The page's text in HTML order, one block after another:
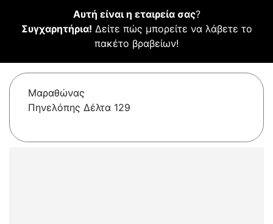
Αυτή είναι η εταιρεία σας?
Συγχαρητήρια! Δείτε πώς μπορείτε να λάβετε το
πακέτο βραβείων!
Μαραθώνας
Πηνελόπης Δέλτα 129